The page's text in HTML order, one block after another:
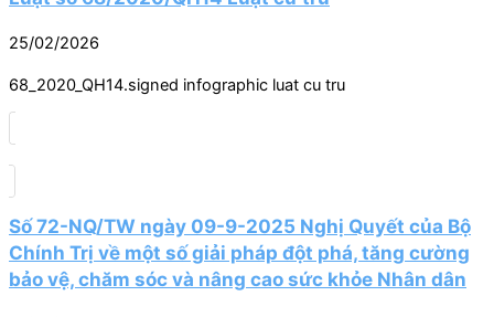
25/02/2026
68_2020_QH14.signed infographic luat cu tru
Số 72-NQ/TW ngày 09-9-2025 Nghị Quyết của Bộ
Chính Trị về một số giải pháp đột phá, tăng cường
bảo vệ, chăm sóc và nâng cao sức khỏe Nhân dân